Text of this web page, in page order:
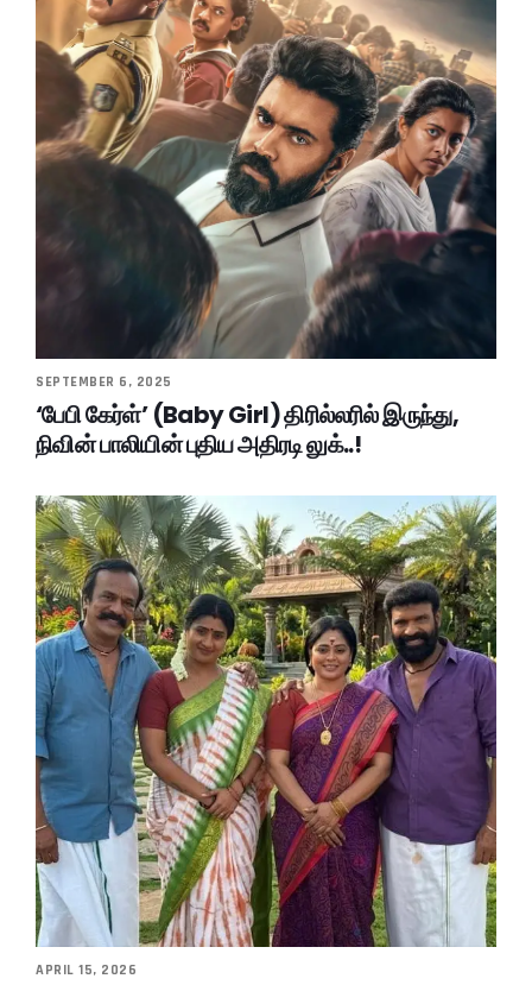
SEPTEMBER 6, 2025
‘பேபி கேர்ள்’ (Baby Girl) திரில்லரில் இருந்து,
நிவின் பாலியின் புதிய அதிரடி லுக்..!
APRIL 15, 2026